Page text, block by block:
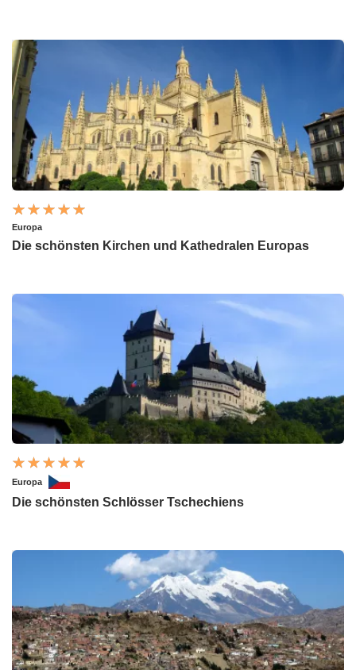
Europa
Die schönsten Kirchen und Kathedralen Europas
Europa
Die schönsten Schlösser Tschechiens